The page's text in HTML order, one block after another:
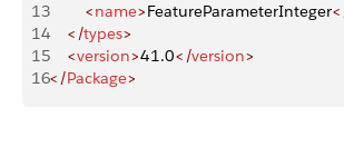
13
        <
name>FeatureParameterInteger
14
    </
types>
15
    <
version>41.0</version>
16</Package>